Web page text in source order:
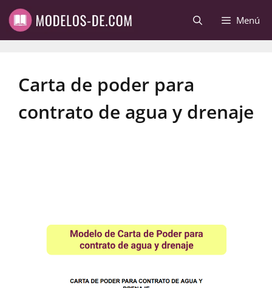
Saltar
al
contenido
Menú
Carta de poder para
contrato de agua y drenaje